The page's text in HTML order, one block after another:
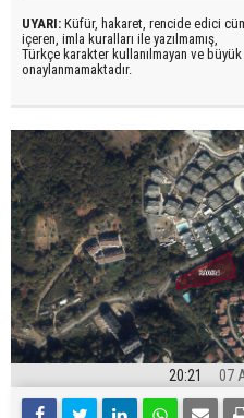
UYARI: Küfür, hakaret, rencide edici
içeren, imla kuralları ile yazılmamış,
Türkçe karakter kullanılmayan ve
onaylanmamaktadır.
20:21 07